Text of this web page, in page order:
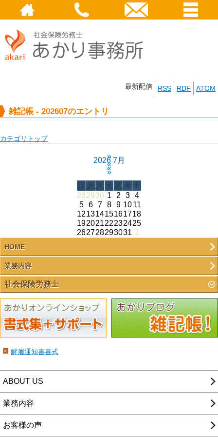
最新配信 RSS RDF ATOM
雑記帳 - 202607のエントリ
カテゴリトップ
«
«
2026 7月
»
»
日 月 火 水 木 金 土
282930 1 2 3
4
5
6 7 8 9 1011
12131415161718
19202122232425
262728293031 1
HOME
業務内容
社会保険労務士
解雇通知書書式
ABOUT US
業務内容
お客様の声